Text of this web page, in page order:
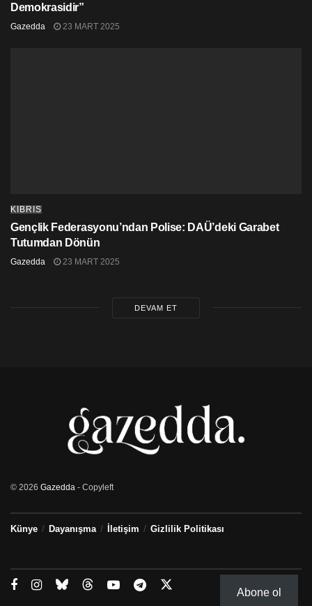
Demokrasidir”
Gazedda 23 MART 2025
KIBRIS
Gençlik Federasyonu’ndan Polise: DAÜ’deki Garabet
Tutumdan Dönün
Gazedda 23 MART 2025
DEVAM ET
© 2026 Gazedda - Copyleft
Künye Dayanışma İletişim Gizlilik Politikası
Abone ol